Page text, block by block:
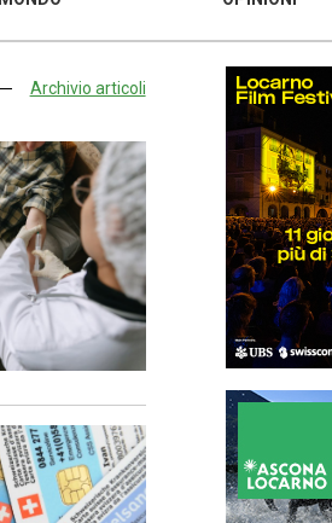
Archivio articoli